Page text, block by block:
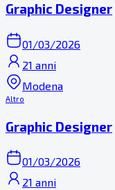
Graphic Designer
01/03/2026
21 anni
Modena
Altro
Graphic Designer
01/03/2026
21 anni